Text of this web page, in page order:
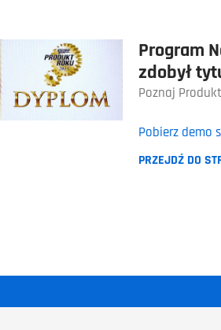
Program
zdobył
Poznaj
Pobierz demo
PRZEJDŹ DO